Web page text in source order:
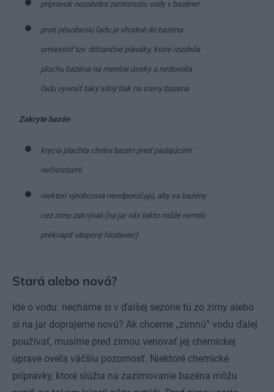
prípravok nezabráni zamrznutiu vody v bazéne!
proti pôsobeniu ľadu je vhodné do bazéna
umiestniť tzv. dištančné plaváky, ktoré rozdelia
plochu bazéna na menšie úseky a nedovolia
ľadu vyvinúť taký silný tlak na steny bazéna
Zakryte bazén
krycia plachta chráni bazén pred padajúcimi
nečistotami
niektorí výrobcovia neodporúčajú, aby sa bazény
cez zimu zakrývali (na jar vás takto môže nemilo
prekvapiť utopený hlodavec)
Stará alebo nová?
Ide o vodu: necháme si v ďalšej sezóne tú zo zimy alebo
si na jar doprajeme novú? Ak chceme „zimnú“ vodu ďalej
používať, musíme pred zimou venovať jej chemickej
úprave oveľa väčšiu pozornosť. Niektoré chemické
prípravky, ktoré slúžia na zazimovanie bazéna môžu